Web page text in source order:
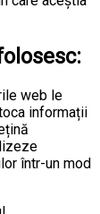
web le
informații
într-un mod